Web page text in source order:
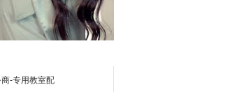
-专用教室配